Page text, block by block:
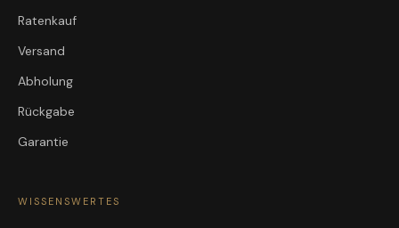
Ratenkauf
Versand
Abholung
Rückgabe
Garantie
WISSENSWERTES